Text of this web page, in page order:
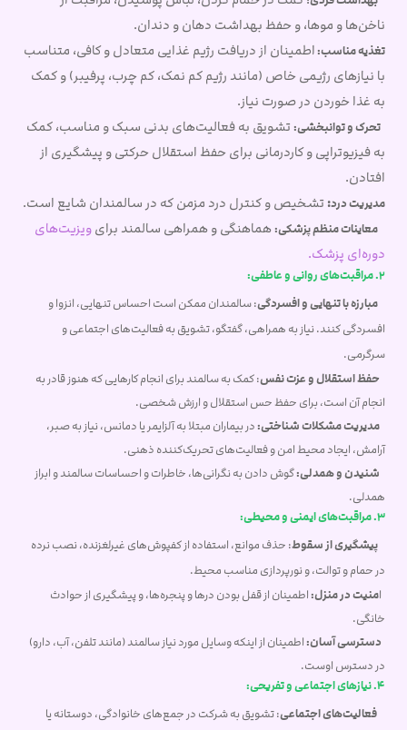
ناخن‌ها و موها، و حفظ بهداشت دهان و دندان.
تغذیه مناسب:اطمینان از دریافت رژیم غذایی متعادل و کافی، متناسب
با نیازهای رژیمی خاص (مانند رژیم کم نمک، کم چرب، پرفیبر) و کمک
به غذا خوردن در صورت نیاز.
تحرک و توانبخشی: تشویق به فعالیت‌های بدنی سبک و مناسب، کمک
به فیزیوتراپی و کاردرمانی برای حفظ استقلال حرکتی و پیشگیری از
افتادن.
مدیریت درد: تشخیص و کنترل درد مزمن که در سالمندان شایع است.
معاینات منظم پزشکی:هماهنگی و همراهی سالمند برایویزیت‌های
دوره‌ای پزشک.
2. مراقبت‌های روانی و عاطفی:
مبارزه با تنهایی و افسردگی: سالمندان ممکن است احساس تنهایی، انزوا و
افسردگی کنند. نیاز به همراهی، گفتگو، تشویق به فعالیت‌های اجتماعی و
سرگرمی.
حفظ استقلال و عزت نفس: کمک به سالمند برای انجام کارهایی که هنوز قادر به
انجام آن است، برای حفظ حس استقلال و ارزش شخصی.
مدیریت مشکلات شناختی:در بیماران مبتلا به آلزایمر یا دمانس، نیاز به صبر،
آرامش، ایجاد محیط امن و فعالیت‌های تحریک‌کننده ذهنی.
شنیدن و همدلی:گوش دادن به نگرانی‌ها، خاطرات و احساسات سالمند و ابراز
همدلی.
3. مراقبت‌های ایمنی و محیطی:
پیشگیری از سقوط: حذف موانع، استفاده از کفپوش‌های غیرلغزنده، نصب نرده
در حمام و توالت، و نورپردازی مناسب محیط.
امنیت در منزل:اطمینان از قفل بودن درها و پنجره‌ها، و پیشگیری از حوادث
خانگی.
دسترسی آسان:اطمینان از اینکه وسایل مورد نیاز سالمند (مانند تلفن، آب، دارو)
در دسترس اوست.
4. نیازهای اجتماعی و تفریحی:
فعالیت‌های اجتماعی: تشویق به شرکت در جمع‌های خانوادگی، دوستانه یا